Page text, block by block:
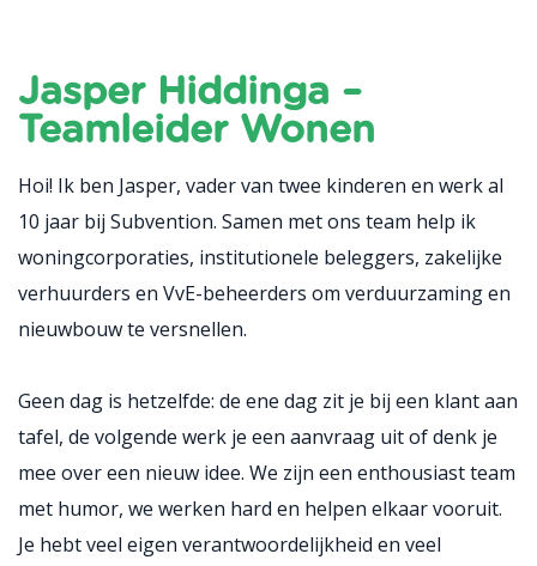
Jasper Hiddinga –
Teamleider Wonen
Hoi! Ik ben Jasper, vader van twee kinderen en werk al
10 jaar bij Subvention. Samen met ons team help ik
woningcorporaties, institutionele beleggers, zakelijke
verhuurders en VvE-beheerders om verduurzaming en
nieuwbouw te versnellen.
Geen dag is hetzelfde: de ene dag zit je bij een klant aan
tafel, de volgende werk je een aanvraag uit of denk je
mee over een nieuw idee. We zijn een enthousiast team
met humor, we werken hard en helpen elkaar vooruit.
Je hebt veel eigen verantwoordelijkheid en veel